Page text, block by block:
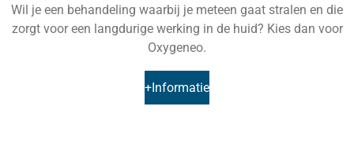
Wil je een behandeling waarbij je meteen gaat stralen en die
zorgt voor een langdurige werking in de huid? Kies dan voor
Oxygeneo.
+Informatie